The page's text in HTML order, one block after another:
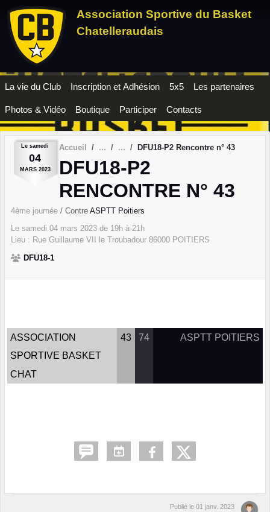
Association Sportive du Basket
Chatelleraudais
La vie du Club Inscription et Adhésion 5x5 Les partenaires
Photos & Vidéo Boutique Participer Contacts
Le samedi
04
MARS 2023
Accueil DFU18-P2 Rencontre n° 43
DFU18-P2
RENCONTRE N° 43
4ème journée / Contre ASPTT Poitiers
Le samedi 04 mars 2023 de 19h à 21h
Lieu : Rue Guillaume VII le Troubadour 86000 POITIERS
DFU18-1
ASSOCIATION
SPORTIVE BASKET
CHAT
43 74 ASPTT POITIERS
Publié le 01 janv. 2023
Panneau de gestion des cookies